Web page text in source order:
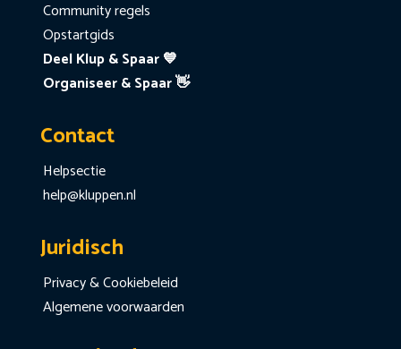
Community regels
Opstartgids
Deel Klup & Spaar 💙
Organiseer & Spaar 👋
Contact
Helpsectie
help@kluppen.nl
Juridisch
Privacy & Cookiebeleid
Algemene voorwaarden